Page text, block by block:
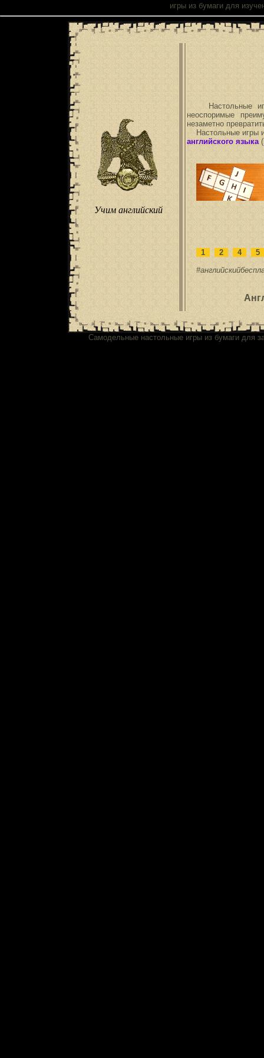
игры из бумагидля
Учим английский
Настольные
неоспоримые
незаметно
Настольные игры
английского языка
1 2 4
5
Самодельные настольные игры из бумаги для